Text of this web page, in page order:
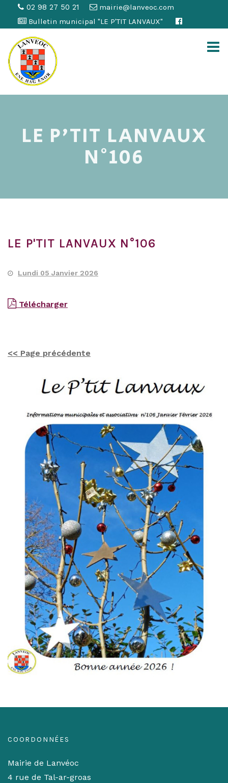
02 98 27 50 21
mairie@lanveoc.com
Bulletin municipal "LE P'TIT LANVAUX"
LE P'TIT LANVAUX
N°106
LE P'TIT LANVAUX N°106
Lundi 05 Janvier 2026
Télécharger
<< Page précédente
COORDONNÉES
Mairie de Lanvéoc
4 rue de Tal-ar-groas